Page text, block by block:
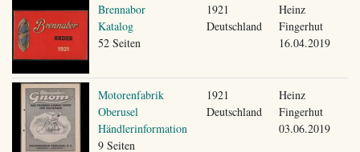
Brennabor
Katalog
52 Seiten
1921
Deutschland
Heinz
Fingerhut
16.04.2019
Motorenfabrik
Oberusel
Händlerinformation
9 Seiten
1921
Deutschland
Heinz
Fingerhut
03.06.2019